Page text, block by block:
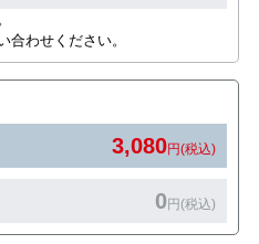
合わせください。
3,080円(税込)
0円(税込)